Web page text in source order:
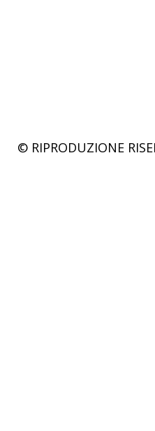
© RIPRODUZIONE